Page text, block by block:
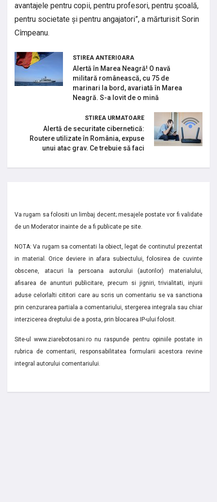
avantajele pentru copii, pentru profesori, pentru școală,
pentru societate și pentru angajatori”, a mărturisit Sorin
Cîmpeanu.
STIREA ANTERIOARA
Alertă în Marea Neagră! O navă
militară românească, cu 75 de
marinari la bord, avariată în Marea
Neagră. S-a lovit de o mină
STIREA URMATOARE
Alertă de securitate cibernetică:
Routere utilizate în România, expuse
unui atac grav. Ce trebuie să faci
Va rugam sa folositi un limbaj decent; mesajele postate vor fi validate
de un Moderator inainte de a fi publicate pe site.
NOTA: Va rugam sa comentati la obiect, legat de continutul prezentat
in material. Orice deviere in afara subiectului, folosirea de cuvinte
obscene, atacuri la persoana autorului (autorilor) materialului,
afisarea de anunturi publicitare, precum si jigniri, trivialitati, injurii
aduse celorlalti cititori care au scris un comentariu se va sanctiona
prin cenzurarea partiala a comentariului, stergerea integrala sau chiar
interzicerea dreptului de a posta, prin blocarea IP-ului folosit.
Site-ul www.ziarebotosani.ro nu raspunde pentru opiniile postate in
rubrica de comentarii, responsabilitatea formularii acestora revine
integral autorului comentariului.